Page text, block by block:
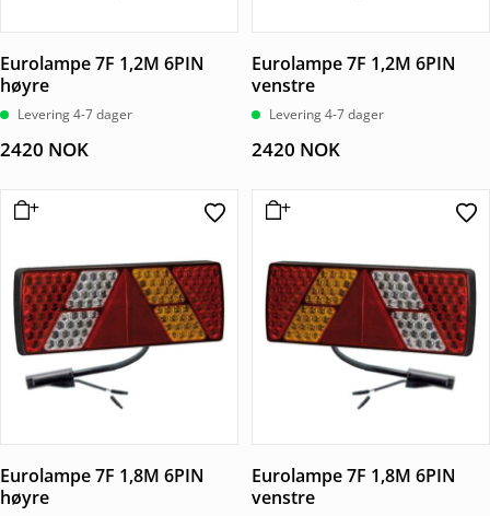
Eurolampe 7F 1,2M 6PIN
høyre
Levering 4-7 dager
2420 NOK
Eurolampe 7F 1,2M 6PIN
venstre
Levering 4-7 dager
2420 NOK
Eurolampe 7F 1,8M 6PIN
høyre
Eurolampe 7F 1,8M 6PIN
venstre